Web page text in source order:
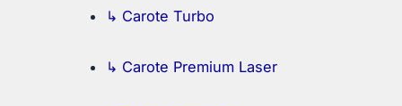
↳ Carote Turbo
↳ Carote Premium Laser